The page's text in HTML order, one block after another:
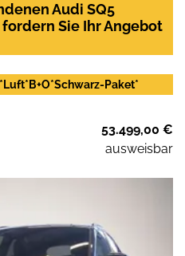
Audi SQ5
Sie Ihr Angebot
Paket*
53.499,00 €
ausweisbar